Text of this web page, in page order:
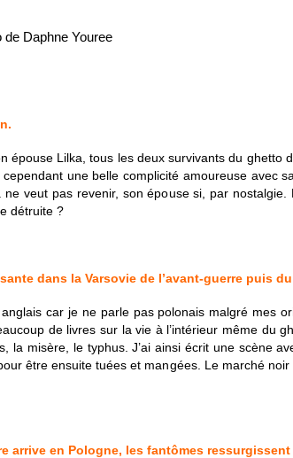
Daphne Youree
épouse Lilka, tous les deux survivants du
une belle complicité amoureuse avec
veut pas revenir, son épouse si, par
détruite ?
dans la Varsovie de l’avant-guerre puis
car je ne parle pas polonais malgré mes
de livres sur la vie à l’intérieur même du
la misère, le typhus. J’ai ainsi écrit une scène
être ensuite tuées et mangées. Le marché
arrive en Pologne, les fantômes